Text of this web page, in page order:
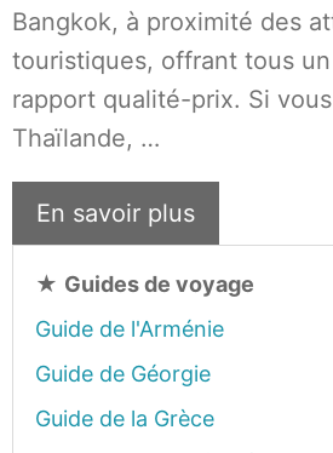
Bangkok, à proximité des
touristiques, offrant tous
rapport qualité-prix. Si
Thaïlande, …
En savoir plus
★ Guides de voyage
Guide de l'Arménie
Guide de Géorgie
Guide de la Grèce